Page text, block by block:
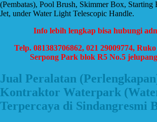
(Pembatas), Pool Brush, Skimmer Box,
Jet, under Water Light Telescopic Handle.
Info lebih lengkap bisa hubungi
Telp. 081383706862, 021 29009774,
Serpong Park blok R5 No.5
Jual Peralatan
Kontraktor Waterpark
Terpercaya di Sindangresmi